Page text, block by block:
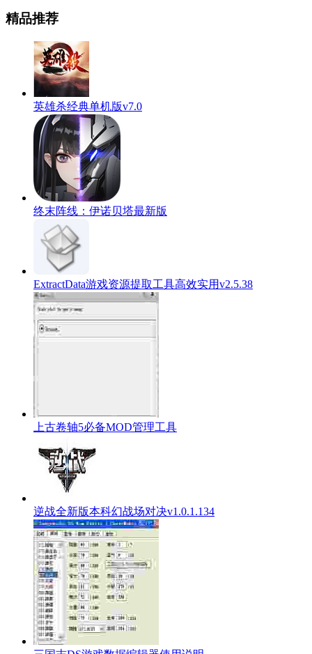
精品推荐
英雄杀经典单机版v7.0
终末阵线：伊诺贝塔最新版
ExtractData游戏资源提取工具高效实用v2.5.38
上古卷轴5必备MOD管理工具
逆战全新版本科幻战场对决v1.0.1.134